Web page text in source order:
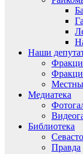
Наши
Медиатека
Библиотека
Правда